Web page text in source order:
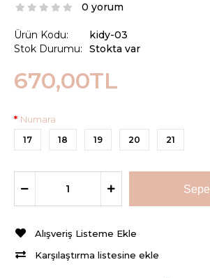
0 yorum
Ürün Kodu:
Stok Durumu:
kidy-03
Stokta var
670,00TL
Numara
17 18 19 20 21
Alışveriş Listeme Ekle
Karşılaştırma listesine ekle